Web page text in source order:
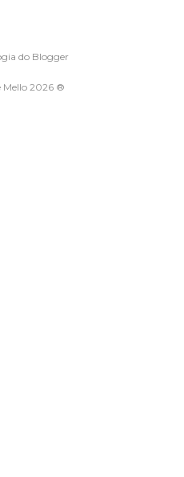
do Blogger
Mello 2026 ®